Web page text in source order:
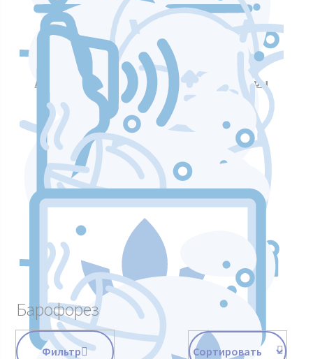
Аппараты по уходу и чистке лица
Аппараты для массажа и коррекции фигуры
Аппараты для лазерных процедур
Уход и подтяжка кожи лица
Аппараты мышечной стимуляции
Барофорез
Фильтр